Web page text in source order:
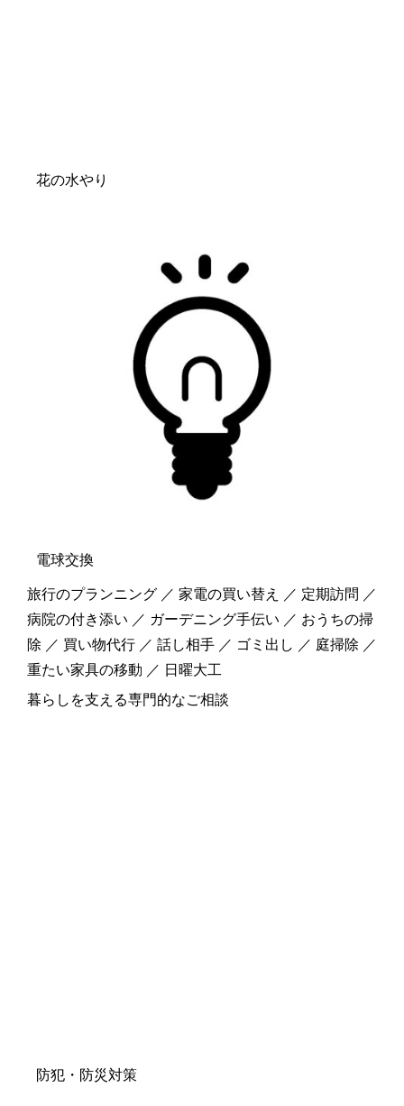
花の水やり
電球交換
旅行のプランニング ／ 家電の買い替え ／ 定期訪問 ／
病院の付き添い ／ ガーデニング手伝い ／ おうちの掃
除 ／ 買い物代行 ／ 話し相手 ／ ゴミ出し ／ 庭掃除 ／
重たい家具の移動 ／ 日曜大工
暮らしを支える専門的なご相談
防犯・防災対策